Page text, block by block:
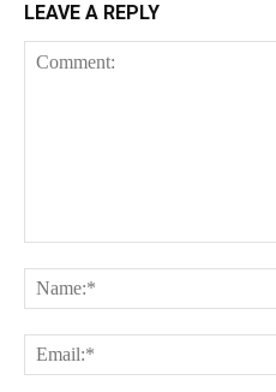
LEAVE A REPLY